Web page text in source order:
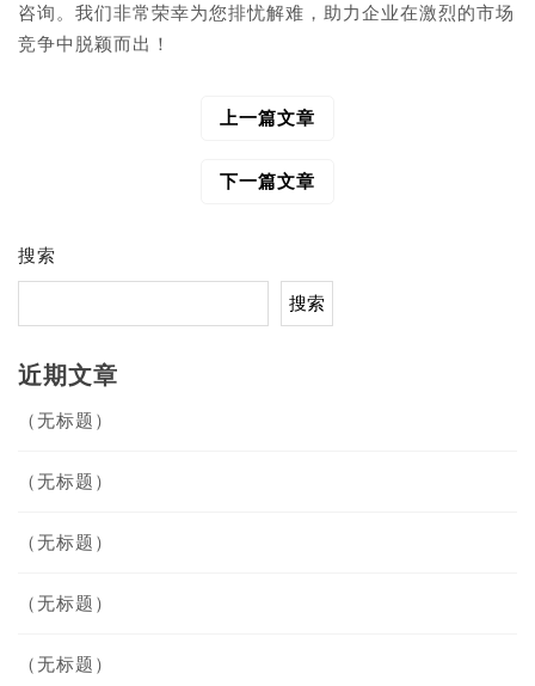
咨询。我们非常荣幸为您排忧解难，助力企业在激烈的市场
竞争中脱颖而出！
上一篇文章
下一篇文章
搜索
搜索
近期文章
（无标题）
（无标题）
（无标题）
（无标题）
（无标题）